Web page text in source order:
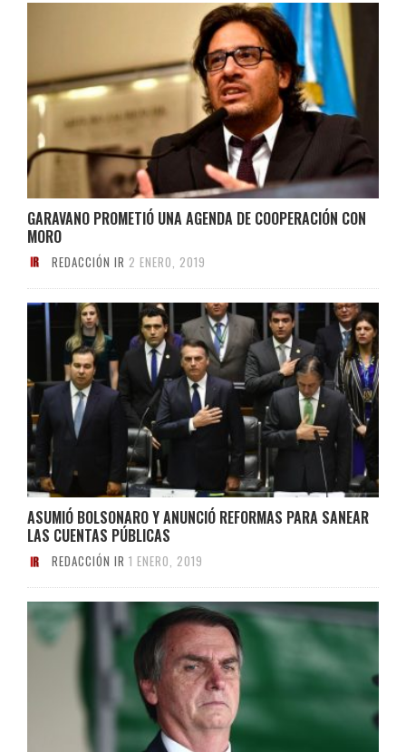
GARAVANO PROMETIÓ UNA AGENDA DE COOPERACIÓN CON
MORO
REDACCIÓN IR 2 ENERO, 2019
ASUMIÓ BOLSONARO Y ANUNCIÓ REFORMAS PARA SANEAR
LAS CUENTAS PÚBLICAS
REDACCIÓN IR 1 ENERO, 2019